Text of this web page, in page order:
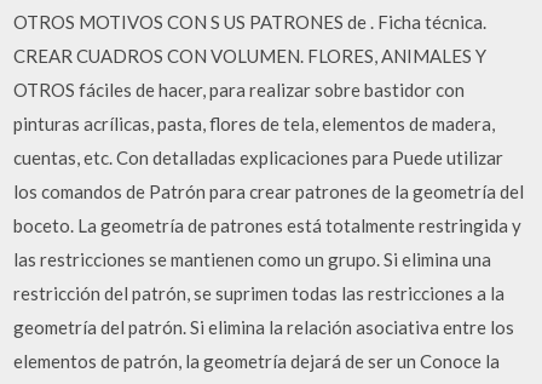
OTROS MOTIVOS CON S US PATRONES de . Ficha técnica.
CREAR CUADROS CON VOLUMEN. FLORES, ANIMALES Y
OTROS fáciles de hacer, para realizar sobre bastidor con
pinturas acrílicas, pasta, flores de tela, elementos de madera,
cuentas, etc. Con detalladas explicaciones para Puede utilizar
los comandos de Patrón para crear patrones de la geometría del
boceto. La geometría de patrones está totalmente restringida y
las restricciones se mantienen como un grupo. Si elimina una
restricción del patrón, se suprimen todas las restricciones a la
geometría del patrón. Si elimina la relación asociativa entre los
elementos de patrón, la geometría dejará de ser un Conoce la